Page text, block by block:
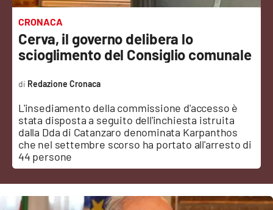
Podcast
Meteo
Editoriali
VIDEO
Ambiente
Cronaca
CRONACA
Cerva, il governo delibera lo
scioglimento del Consiglio comunale
L'insediamento della commissione d'accesso è
stata disposta a seguito dell'inchiesta istruita
dalla Dda di Catanzaro denominata Karpanthos
che nel settembre scorso ha portato all'arresto di
44 persone
Redazione Cronaca